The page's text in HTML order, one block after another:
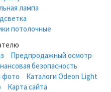
лампа
потолочные
Предпродажный осмотр
безопасность
фото
Каталоги Odeon Light
Карта сайта